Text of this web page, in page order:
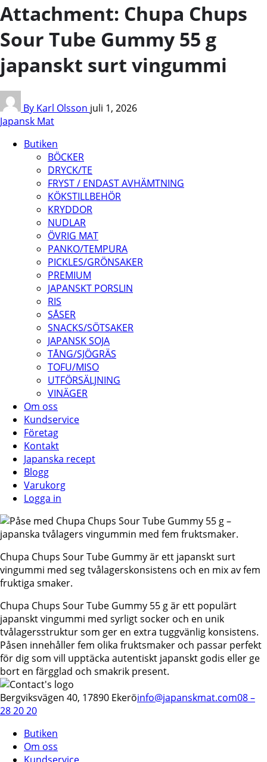
Attachment: Chupa Chups
Sour Tube Gummy 55 g
japanskt surt vingummi
By Karl Olsson juli 1, 2026
Japansk Mat
Butiken
BÖCKER
DRYCK/TE
FRYST / ENDAST AVHÄMTNING
KÖKSTILLBEHÖR
KRYDDOR
NUDLAR
ÖVRIG MAT
PANKO/TEMPURA
PICKLES/GRÖNSAKER
PREMIUM
JAPANSKT PORSLIN
RIS
SÅSER
SNACKS/SÖTSAKER
JAPANSK SOJA
TÅNG/SJÖGRÄS
TOFU/MISO
UTFÖRSÄLJNING
VINÄGER
Om oss
Kundservice
Företag
Kontakt
Japanska recept
Blogg
Varukorg
Logga in
Chupa Chups Sour Tube Gummy är ett japanskt surt
vingummi med seg tvålagerskonsistens och en mix av fem
fruktiga smaker.
Chupa Chups Sour Tube Gummy 55 g är ett populärt
japanskt vingummi med syrligt socker och en unik
tvålagersstruktur som ger en extra tuggvänlig konsistens.
Påsen innehåller fem olika fruktsmaker och passar perfekt
för dig som vill upptäcka autentiskt japanskt godis eller ge
bort en färgglad och smakrik present.
Bergviksvägen 40, 17890 Ekeröinfo@japanskmat.com08 –
28 20 20
Butiken
Om oss